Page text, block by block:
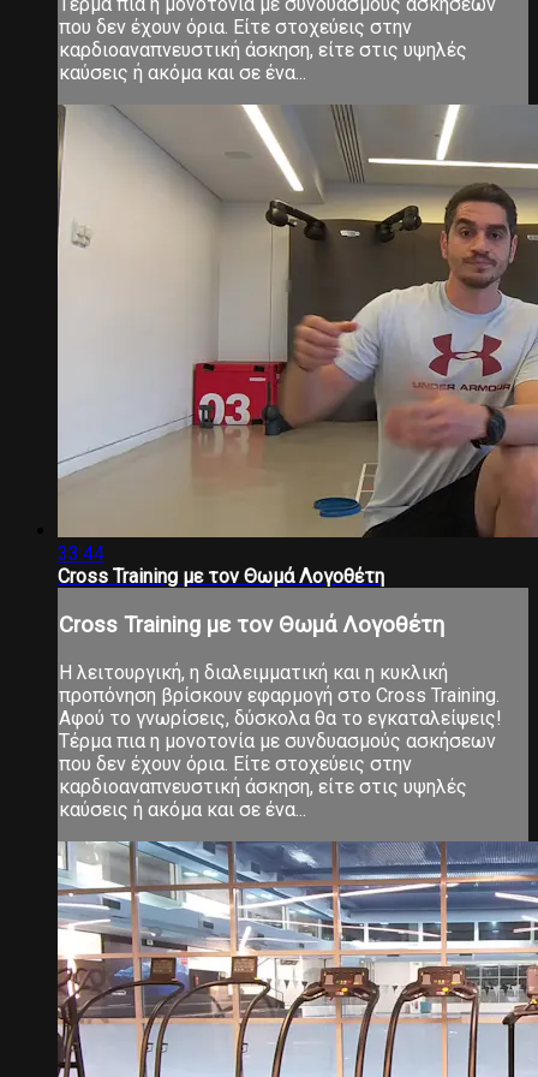
Τέρμα πια η μονοτονία με συνδυασμούς ασκήσεων
που δεν έχουν όρια. Είτε στοχεύεις στην
καρδιοαναπνευστική άσκηση, είτε στις υψηλές
καύσεις ή ακόμα και σε ένα...
33:44
Cross Training με τον Θωμά Λογοθέτη
Cross Training με τον Θωμά Λογοθέτη
Η λειτουργική, η διαλειμματική και η κυκλική
προπόνηση βρίσκουν εφαρμογή στο Cross Training.
Αφού το γνωρίσεις, δύσκολα θα το εγκαταλείψεις!
Τέρμα πια η μονοτονία με συνδυασμούς ασκήσεων
που δεν έχουν όρια. Είτε στοχεύεις στην
καρδιοαναπνευστική άσκηση, είτε στις υψηλές
καύσεις ή ακόμα και σε ένα...